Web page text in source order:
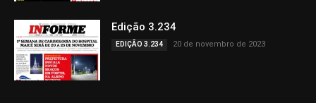
Edição 3.234
EDIÇÃO 3.234 20 de novembro de 2023